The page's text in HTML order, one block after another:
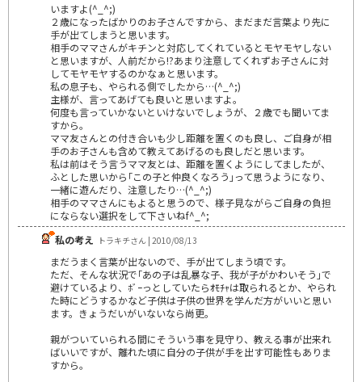
いますよ(^_^;)
２歳になったばかりのお子さんですから、まだまだ言葉より先に
手が出てしまうと思います。
相手のママさんがキチンと対応してくれているとモヤモヤしない
と思いますが、人前だから!?あまり注意してくれずお子さんに対
してモヤモヤするのかなぁと思います。
私の息子も、やられる側でしたから…(^_^;)
主様が、言ってあげても良いと思いますよ。
何度も言っていかないといけないでしょうが、２歳でも聞いてま
すから。
ママ友さんとの付き合いも少し距離を置くのも良し、ご自身が相
手のお子さんも含めて教えてあげるのも良しだと思います。
私は前はそう言うママ友とは、距離を置くようにしてましたが、
ふとした思いから｢この子と仲良くなろう｣って思うようになり、
一緒に遊んだり、注意したり…(^_^;)
相手のママさんにもよると思うので、様子見ながらご自身の負担
にならない選択をして下さいねf^_^;
私の考え
トラキチさん | 2010/08/13
まだうまく言葉が出ないので、手が出てしまう頃です。
ただ、そんな状況で｢あの子は乱暴な子、我が子がかわいそう｣で
避けているより、ﾎﾞｰっとしていたらｵﾓﾁｬは取られるとか、やられ
た時にどうするかなど子供は子供の世界を学んだ方がいいと思い
ます。きょうだいがいないなら尚更。
親がついていられる間にそういう事を見守り、教える事が出来れ
ばいいですが、離れた頃に自分の子供が手を出す可能性もありま
すから。